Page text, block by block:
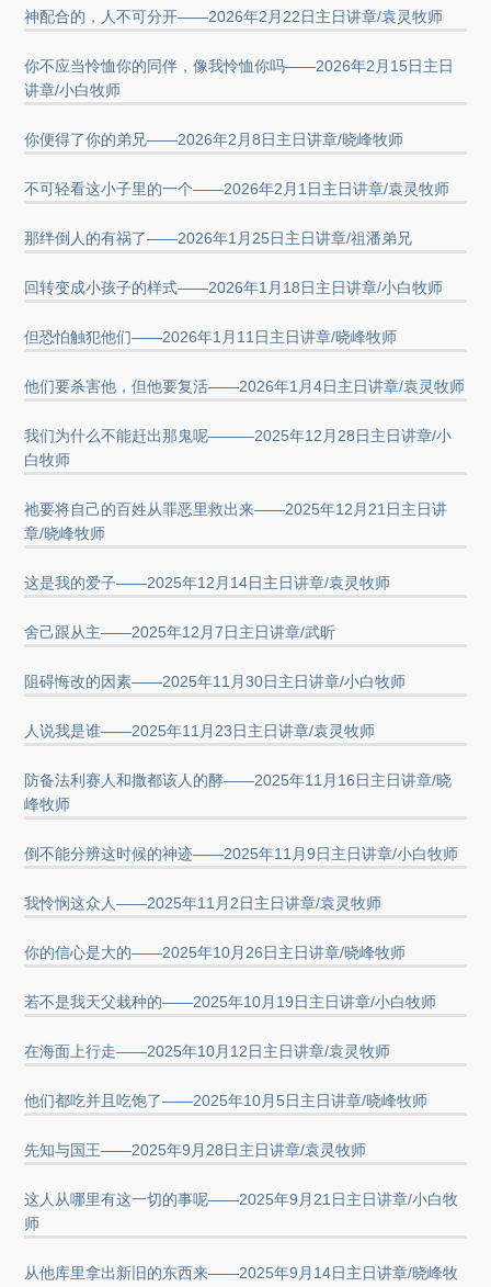
神配合的，人不可分开——2026年2月22日主日讲章/袁灵牧师
你不应当怜恤你的同伴，像我怜恤你吗——2026年2月15日主日
讲章/小白牧师
你便得了你的弟兄——2026年2月8日主日讲章/晓峰牧师
不可轻看这小子里的一个——2026年2月1日主日讲章/袁灵牧师
那绊倒人的有祸了——2026年1月25日主日讲章/祖潘弟兄
回转变成小孩子的样式——2026年1月18日主日讲章/小白牧师
但恐怕触犯他们——2026年1月11日主日讲章/晓峰牧师
他们要杀害他，但他要复活——2026年1月4日主日讲章/袁灵牧师
我们为什么不能赶出那鬼呢———2025年12月28日主日讲章/小
白牧师
祂要将自己的百姓从罪恶里救出来——2025年12月21日主日讲
章/晓峰牧师
这是我的爱子——2025年12月14日主日讲章/袁灵牧师
舍己跟从主——2025年12月7日主日讲章/武昕
阻碍悔改的因素——2025年11月30日主日讲章/小白牧师
人说我是谁——2025年11月23日主日讲章/袁灵牧师
防备法利赛人和撒都该人的酵——2025年11月16日主日讲章/晓
峰牧师
倒不能分辨这时候的神迹——2025年11月9日主日讲章/小白牧师
我怜悯这众人——2025年11月2日主日讲章/袁灵牧师
你的信心是大的——2025年10月26日主日讲章/晓峰牧师
若不是我天父栽种的——2025年10月19日主日讲章/小白牧师
在海面上行走——2025年10月12日主日讲章/袁灵牧师
他们都吃并且吃饱了——2025年10月5日主日讲章/晓峰牧师
先知与国王——2025年9月28日主日讲章/袁灵牧师
这人从哪里有这一切的事呢——2025年9月21日主日讲章/小白牧
师
从他库里拿出新旧的东西来——2025年9月14日主日讲章/晓峰牧